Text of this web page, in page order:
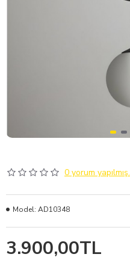
0 yorum yapılmış.
3.900,00TL
Model: AD10348